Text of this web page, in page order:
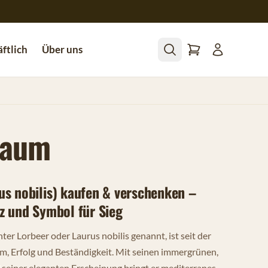
Über uns
nobilis) kaufen & verschenken –
und Symbol für Sieg
Lorbeer oder Laurus nobilis genannt, ist seit der
Erfolg und Beständigkeit. Mit seinen immergrünen,